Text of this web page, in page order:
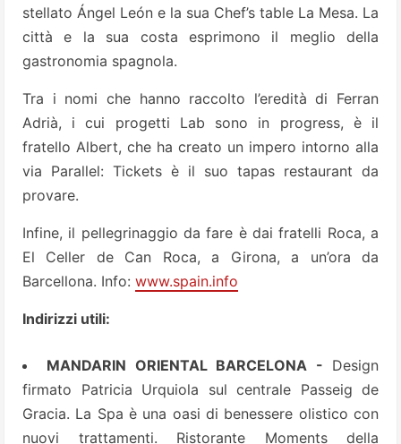
stellato Ángel León e la sua Chef’s table La Mesa. La
città e la sua costa esprimono il meglio della
gastronomia spagnola.
Tra i nomi che hanno raccolto l’eredità di Ferran
Adrià, i cui progetti Lab sono in progress, è il
fratello Albert, che ha creato un impero intorno alla
via Parallel: Tickets è il suo tapas restaurant da
provare.
Infine, il pellegrinaggio da fare è dai fratelli Roca, a
El Celler de Can Roca, a Girona, a un’ora da
Barcellona. Info: www.spain.info
Indirizzi utili:
MANDARIN ORIENTAL BARCELONA - Design
firmato Patricia Urquiola sul centrale Passeig de
Gracia. La Spa è una oasi di benessere olistico con
nuovi trattamenti. Ristorante Moments della